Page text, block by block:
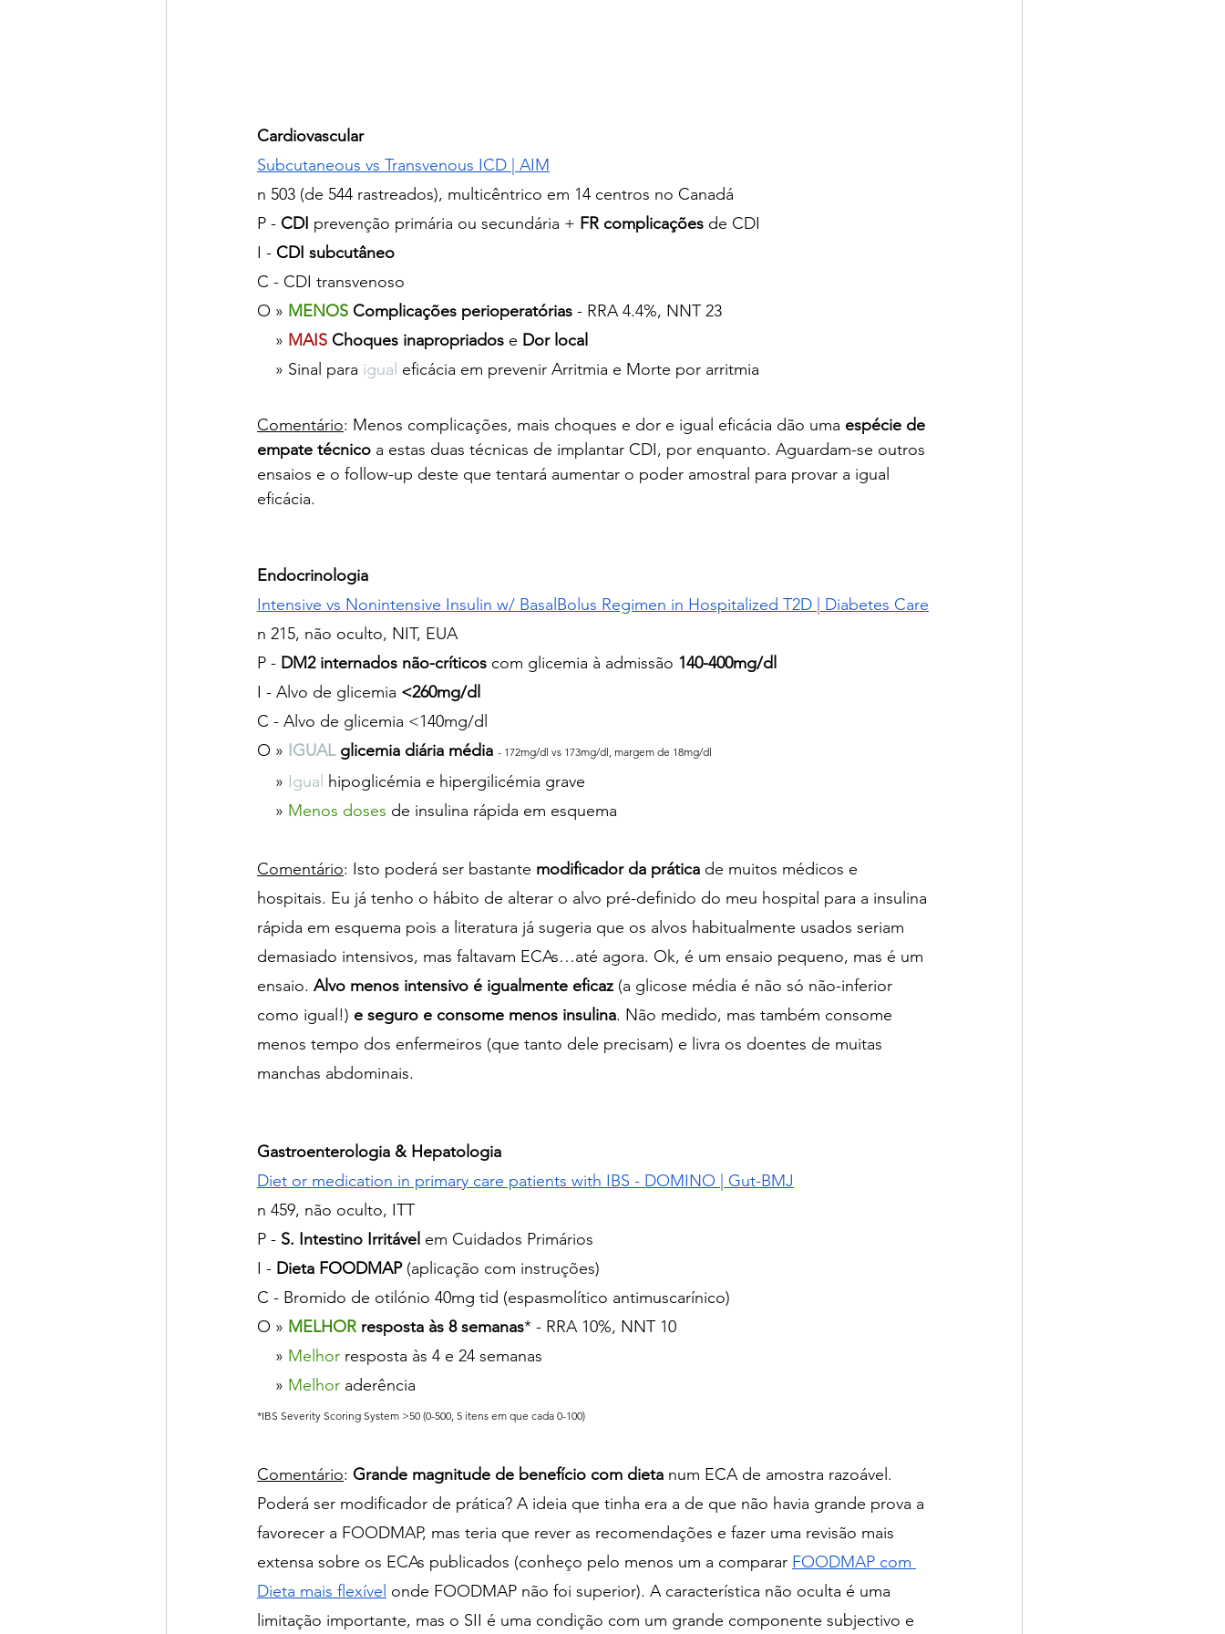
Cardiovascular
Subcutaneous vs Transvenous ICD | AIM
n 503 (de 544 rastreados), multicêntrico em 14 centros no Canadá
P - CDI prevenção primária ou secundária + FR complicações de CDI
I - CDI subcutâneo
C - CDI transvenoso
O » MENOS Complicações perioperatórias - RRA 4.4%, NNT 23
    »
MAIS Choques inapropriados e Dor local
    » Sinal para
igual eficácia em prevenir Arritmia e Morte por arritmia
Comentário: Menos complicações, mais choques e dor e igual eficácia dão uma espécie de
empate técnico a estas duas técnicas de implantar CDI, por enquanto. Aguardam-se outros
ensaios e o follow-up deste que tentará aumentar o poder amostral para provar a igual
eficácia.
Endocrinologia
Intensive vs Nonintensive Insulin w/ BasalBolus Regimen in Hospitalized T2D | Diabetes Care
n 215, não oculto, NIT, EUA
P - DM2 internados não-críticos com glicemia à admissão 140-400mg/dl
I - Alvo de glicemia <260mg/dl
C - Alvo de glicemia <140mg/dl
O » IGUAL glicemia diária média - 172mg/dl vs 173mg/dl, margem de 18mg/dl
    »
Igual hipoglicémia e hipergilicémia grave
    »
Menos doses de insulina rápida em esquema
Comentário: Isto poderá ser bastante modificador da prática de muitos médicos e
hospitais. Eu já tenho o hábito de alterar o alvo pré-definido do meu hospital para a insulina
rápida em esquema pois a literatura já sugeria que os alvos habitualmente usados seriam
demasiado intensivos, mas faltavam ECAs…até agora. Ok, é um ensaio pequeno, mas é um
ensaio. Alvo menos intensivo é igualmente eficaz (a glicose média é não só não-inferior
como igual!) e seguro e consome menos insulina. Não medido, mas também consome
menos tempo dos enfermeiros (que tanto dele precisam) e livra os doentes de muitas
manchas abdominais.
Gastroenterologia & Hepatologia
Diet or medication in primary care patients with IBS - DOMINO | Gut-BMJ
n 459, não oculto, ITT
P - S. Intestino Irritável em Cuidados Primários
I - Dieta FOODMAP (aplicação com instruções)
C - Bromido de otilónio 40mg tid (espasmolítico antimuscarínico)
O » MELHOR resposta às 8 semanas* - RRA 10%, NNT 10
    »
Melhor resposta às 4 e 24 semanas
    »
Melhor aderência
*IBS Severity Scoring System >50 (0-500, 5 itens em que cada 0-100)
Comentário: Grande magnitude de benefício com dieta num ECA de amostra razoável.
Poderá ser modificador de prática? A ideia que tinha era a de que não havia grande prova a
favorecer a FOODMAP, mas teria que rever as recomendações e fazer uma revisão mais
extensa sobre os ECAs publicados (conheço pelo menos um a comparar FOODMAP com
Dieta mais flexível onde FOODMAP não foi superior). A característica não oculta é uma
limitação importante, mas o SII é uma condição com um grande componente subjectivo e